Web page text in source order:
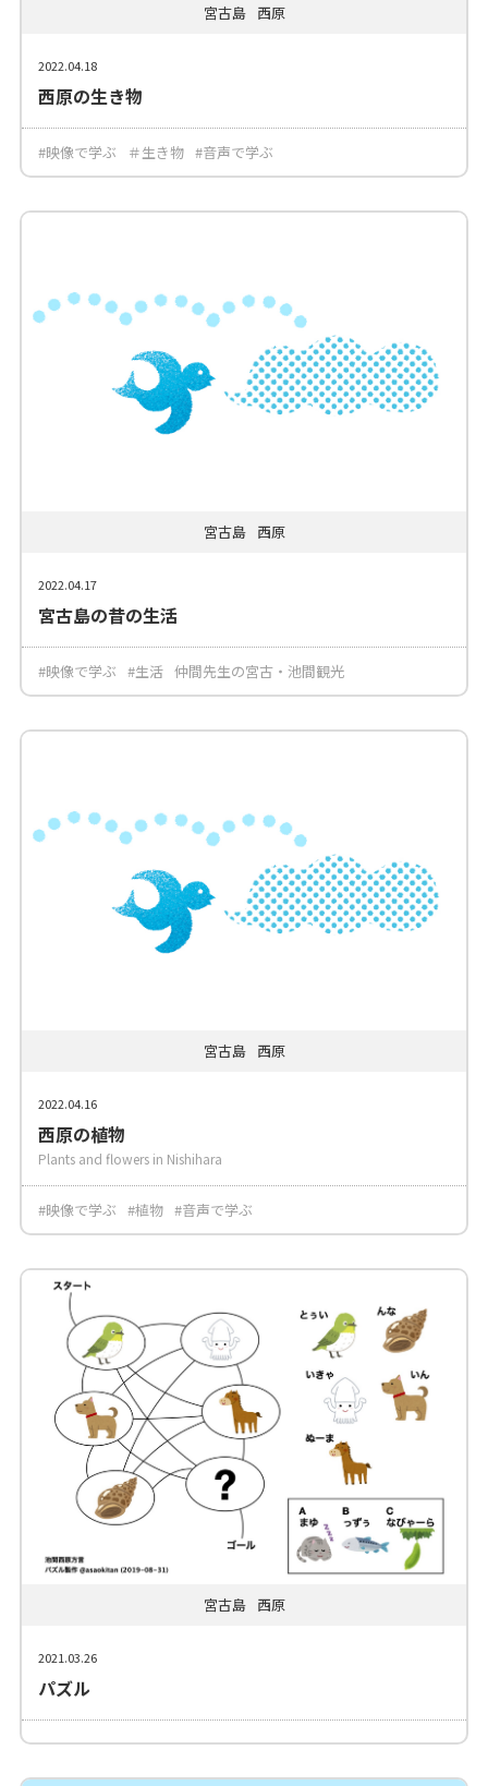
宮古島 西原
2022.04.18
西原の生き物
#映像で学ぶ ＃生き物 #音声で学ぶ
宮古島 西原
2022.04.17
宮古島の昔の生活
#映像で学ぶ #生活 仲間先生の宮古・池間観光
宮古島 西原
2022.04.16
西原の植物
Plants and flowers in Nishihara
#映像で学ぶ #植物 #音声で学ぶ
宮古島 西原
2021.03.26
パズル